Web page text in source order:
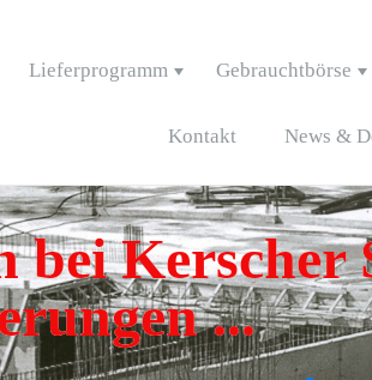
Lieferprogramm Gebrauchtbörse
Kontakt News &
bei Kerscher
...